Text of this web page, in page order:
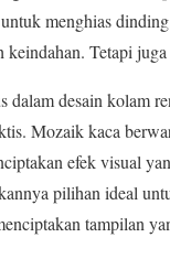
menghias
Tetapi
desain kolam
Mozaik kaca
efek visual
pilihan ideal
tampilan